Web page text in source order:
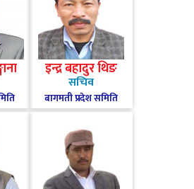
इन्द्र बहादुर थिङ
सचिव
बागमती प्रदेश समिति